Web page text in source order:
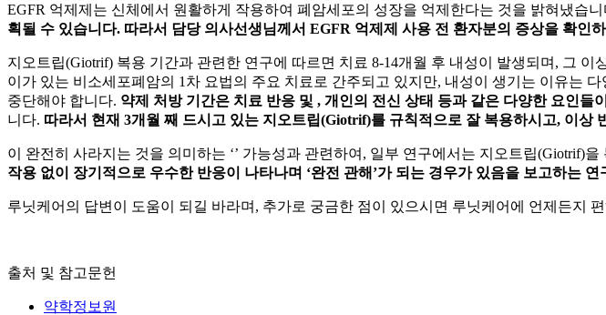
EGFR 억제제는 신체에서 원활하게 작용하여 폐암세포의 성장을 억제한다는 것을 밝혀냈습니
획될 수 있습니다. 따라서 담당 의사선생님께서 EGFR 억제제 사용 전 환자분의 증상을 확인
지오트립(Giotrif) 복용 기간과 관련한 연구에 따르면 치료 8-14개월 후 내성이 발생되며, 그
이가 있는 비소세포폐암의 1차 요법의 주요 치료로 간주되고 있지만, 내성이 생기는 이유는
중단해야 합니다. 약제 처방 기간은 치료 반응 및 , 개인의 전신 상태 등과 같은 다양한 요인들
니다. 따라서 현재 3개월 째 드시고 있는 지오트립(Giotrif)를 규칙적으로 잘 복용하시고, 이
이 완전히 사라지는 것을 의미하는 ‘’ 가능성과 관련하여, 일부 연구에서는 지오트립(Giotrif)을
작용 없이 장기적으로 우수한 반응이 나타나며 ‘완전 관해’가 되는 경우가 있음을 보고하는
루닛케어의 답변이 도움이 되길 바라며, 추가로 궁금한 점이 있으시면 루닛케어에 언제든지
출처 및 참고문헌
약학정보원